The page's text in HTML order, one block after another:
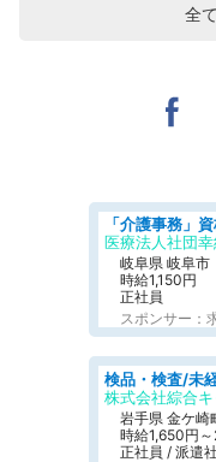
全
岐阜県 岐阜市
時給1,150円
正社員
スポンサー：
株式会社綜合
岩手県 金ケ崎
時給1,650円
正社員 / 派遣